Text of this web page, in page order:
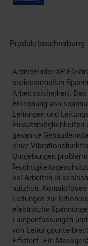
Produktbeschreibung
ActiveFinder XP
professionellen
Arbeitssicherheit.
Erkennung von
Leitungen und
Einsatzmöglichkeiten
gesamte
einer
Umgebungen
bei Arbeiten in
nützlich.
Leitungen zur
elektrische
Lampenfassungen
von
Effizient: Ein